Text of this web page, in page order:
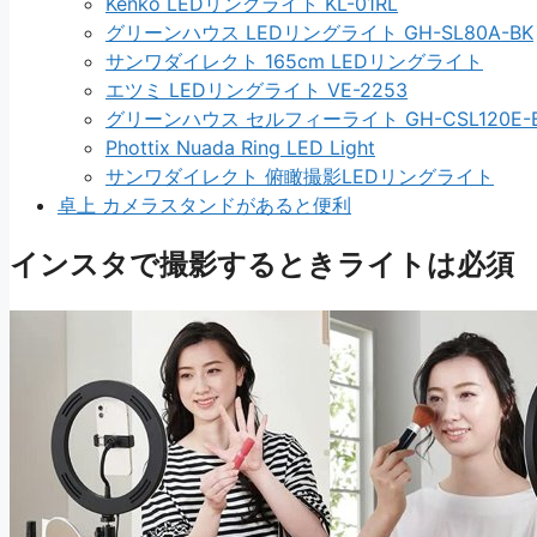
グリーンハウス LEDリングライト GH-SL80A-BK
サンワダイレクト 165cm LEDリングライト
エツミ LEDリングライト VE-2253
グリーンハウス セルフィーライト GH-CSL120E-
Phottix Nuada Ring LED Light
サンワダイレクト 俯瞰撮影LEDリングライト
卓上 カメラスタンドがあると便利
インスタで撮影するときライトは必須